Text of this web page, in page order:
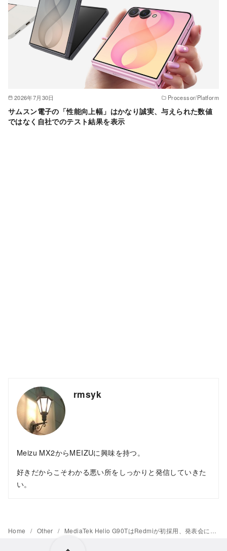
2026年7月30日 Processor/Platform
サムスン電子の「性能向上幅」はかなり誠実、与えられた数値
ではなく自社でのテスト結果を表示
rmsyk
Meizu MX2からMEIZUに興味を持つ。
好きだからこそわかる悪い所をしっかりと発信していきた
い。
Home Other MediaTek Helio G90TはRedmiが初採用、発表会にてRedmi総経理が登壇